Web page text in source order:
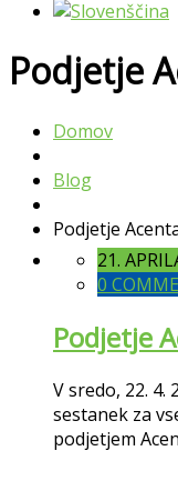
Podjetje
Domov
Blog
Podjetje
21.
0
Podjetje
V sredo, 22. 4.
sestanek za
podjetjem